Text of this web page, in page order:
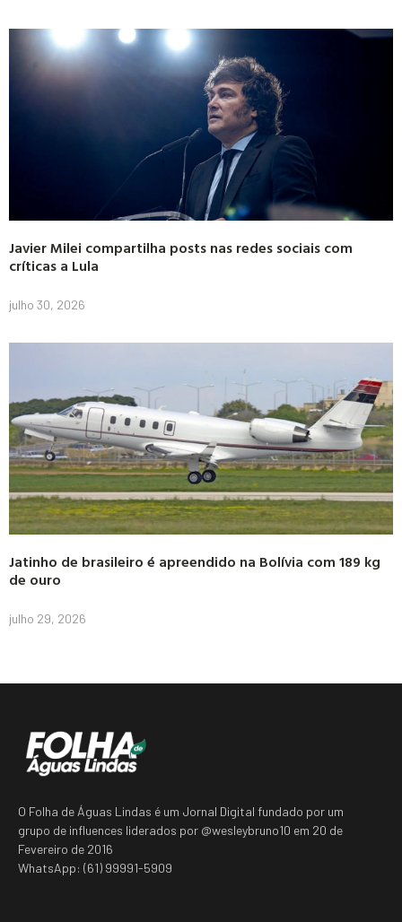
Javier Milei compartilha posts nas redes sociais com
críticas a Lula
julho 30, 2026
Jatinho de brasileiro é apreendido na Bolívia com 189 kg
de ouro
julho 29, 2026
O Folha de Águas Lindas é um Jornal Digital fundado por um
grupo de influences liderados por @wesleybruno10 em 20 de
Fevereiro de 2016
WhatsApp: (61) 99991-5909